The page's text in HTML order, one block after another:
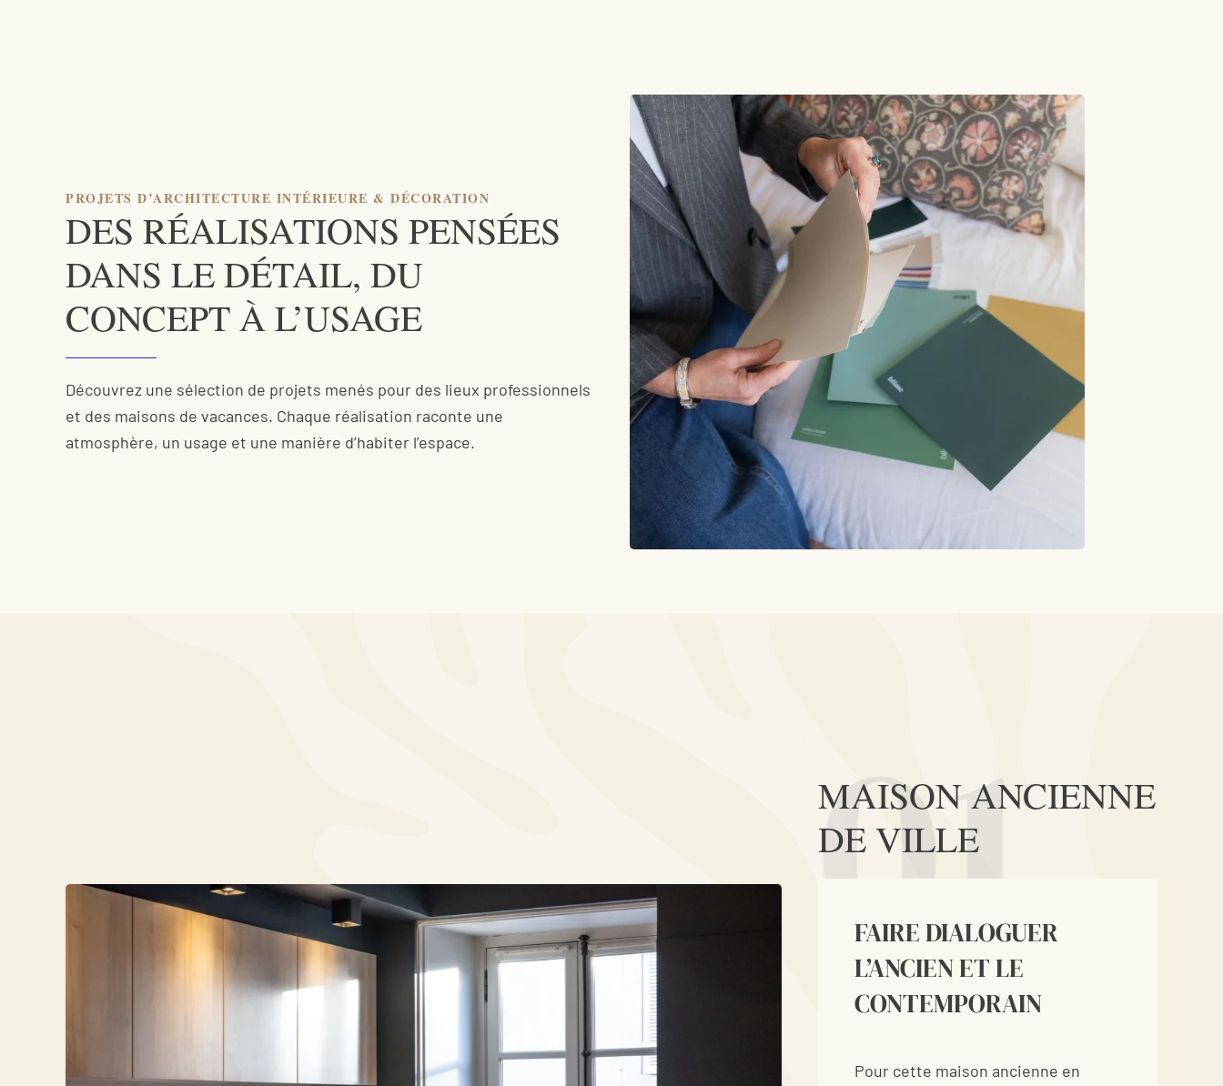
PROJETS D’ARCHITECTURE INTÉRIEURE & DÉCORATION
DES RÉALISATIONS PENSÉES
DANS LE DÉTAIL, DU
CONCEPT À L’USAGE
Découvrez une sélection de projets menés pour des lieux professionnels
et des maisons de vacances. Chaque réalisation raconte une
atmosphère, un usage et une manière d’habiter l’espace.
01
MAISON ANCIENNE
DE VILLE
FAIRE DIALOGUER
L’ANCIEN ET LE
CONTEMPORAIN
Pour cette maison ancienne en